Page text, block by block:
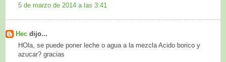
5 de marzo de 2014 a las 3:41
Hec dijo...
HOla, se puede poner leche o agua a la mezcla Acido borico y
azucar? gracias